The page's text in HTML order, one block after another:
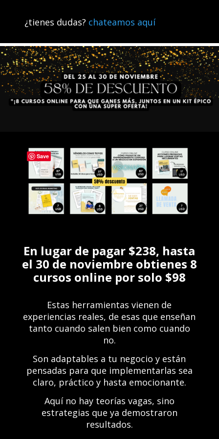
¿tienes dudas? chateamos aquí
En lugar de pagar $238, hasta
el 30 de noviembre obtienes 8
cursos online por solo $98
Estas herramientas vienen de
experiencias reales, de esas que enseñan
tanto cuando salen bien como cuando
no.
Son adaptables a tu negocio y están
pensadas para que implementarlas sea
claro, práctico y hasta emocionante.
Aquí no hay teorías vagas, sino
estrategias que ya demostraron
resultados.
Save